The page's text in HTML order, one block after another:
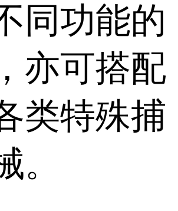
同功能的
亦可搭配
类特殊捕
。